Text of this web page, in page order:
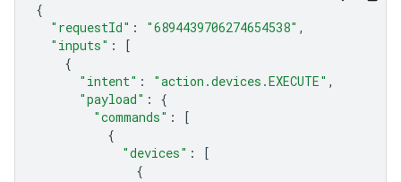
{
"requestId" : "6894439706274654538" ,
"inputs" :
[
{
"intent" : "action.devices.EXECUTE" ,
"payload" :
{
"commands" :
[
{
"devices" :
[
{